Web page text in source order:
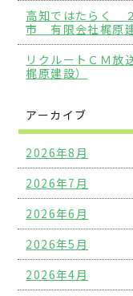
高知ではたらく
市 有限会社梶原建
リクルートＣＭ
梶原建設）
アーカイブ
2026年8月
2026年7月
2026年6月
2026年5月
2026年4月